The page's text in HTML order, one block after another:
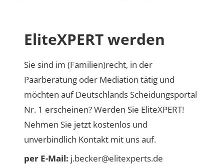
EliteXPERT werden
Sie sind im (Familien)recht, in der
Paarberatung oder Mediation tätig und
möchten auf Deutschlands Scheidungsportal
Nr. 1 erscheinen? Werden Sie EliteXPERT!
Nehmen Sie jetzt kostenlos und
unverbindlich Kontakt mit uns auf.
per E-Mail: j.becker@elitexperts.de